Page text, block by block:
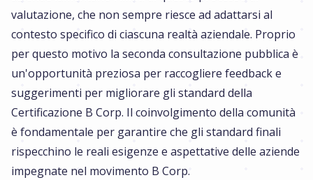
valutazione, che non sempre riesce ad adattarsi al
contesto specifico di ciascuna realtà aziendale. Proprio
per questo motivo la seconda consultazione pubblica è
un'opportunità preziosa per raccogliere feedback e
suggerimenti per migliorare gli standard della
Certificazione B Corp. Il coinvolgimento della comunità
è fondamentale per garantire che gli standard finali
rispecchino le reali esigenze e aspettative delle aziende
impegnate nel movimento B Corp.